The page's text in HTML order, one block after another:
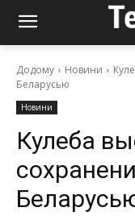
Додому Новини
Беларусью
Новини
Кулеба